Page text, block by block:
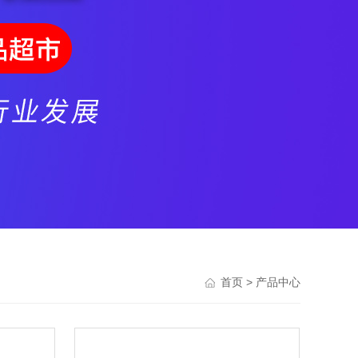
首页 > 产品中心